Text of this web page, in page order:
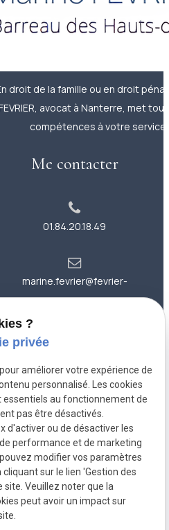
droit de la famille ou en droit
avocat à Nanterre, met
compétences à votre service.
Me contacter
01.84.20.18.49
marine.fevrier@fevrier-
avocat.com
Montesquieu 92000 NANTERRE
?
privée
améliorer votre expérience de
personnalisé. Les cookies
au fonctionnement de
pas être désactivés.
d'activer ou de désactiver les
performance et de marketing
modifier vos paramètres
sur le lien 'Gestion des
site. Veuillez noter que la
peut avoir un impact sur